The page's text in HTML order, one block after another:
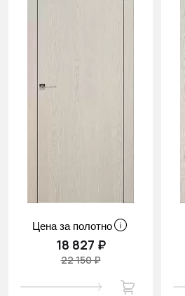
Цена за полотно
18 827 ₽
22 150 ₽